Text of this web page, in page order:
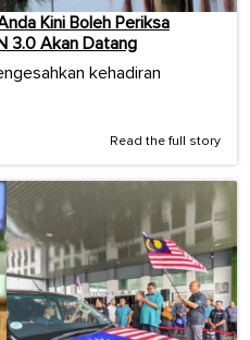
Kini Boleh Periksa
3.0 Akan Datang
kehadiran
Read the full story